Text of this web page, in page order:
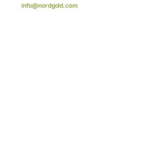
info@nordgold.com